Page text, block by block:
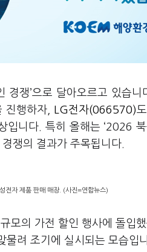
경쟁’으로 달아오르고 있습니
진행하자 LG전자(066570)도
입니다. 특히 올해는 ‘2026
쟁의 결과가 주목됩니다
전자 제품 판매 매장. (사진=연합뉴스)
모의 가전 할인 행사에 돌입
물려 조기에 실시되는 모습입